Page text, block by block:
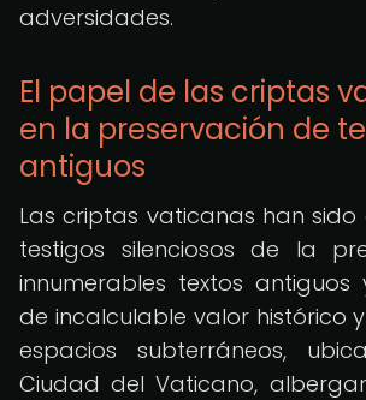
adversidades.
El papel de las criptas
en la preservación de
antiguos
Las criptas vaticanas han sido
testigos silenciosos de la
innumerables textos antiguos
de incalculable valor histórico
espacios subterráneos,
Ciudad del Vaticano,